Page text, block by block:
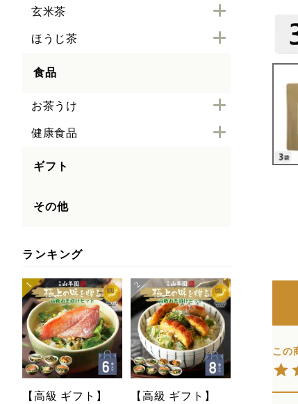
玄米茶
ほうじ茶
食品
お茶うけ
健康食品
ギフト
その他
ランキング
【高級 ギフト】
【高級 ギフト】